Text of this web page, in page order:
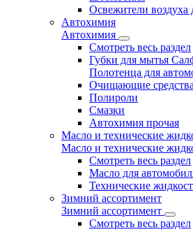
Освежители воздуха
Автохимия
Автохимия
Смотреть весь раздел
Губки для мытья
Полотенца для
Очищающие
Полироли
Смазки
Автохимия прочая
Масло и технические
Масло и технические
Смотреть весь раздел
Масло для
Технические
Зимний ассортимент
Зимний ассортимент
Смотреть весь раздел